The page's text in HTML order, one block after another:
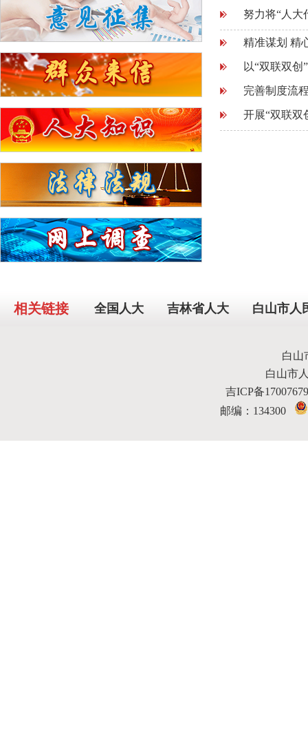
努力将“人大
精准谋划 精
以“双联双
完善制度流
开展“双联双
相关链接 全国人大 吉林省人大 白山市人
白山
白山市
吉ICP备
邮编：134300